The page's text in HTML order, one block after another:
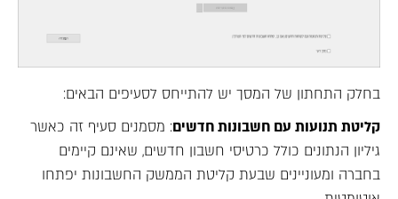
בחלק התחתון של המסך יש להתייחס לסעיפים הבאים:
קליטת תנועות עם חשבונות חדשים: מסמנים סעיף זה כאשר
גיליון הנתונים כולל כרטיסי חשבון חדשים, שאינם קיימים
בחברה ומעוניינים שבעת קליטת הממשק החשבונות יפתחו